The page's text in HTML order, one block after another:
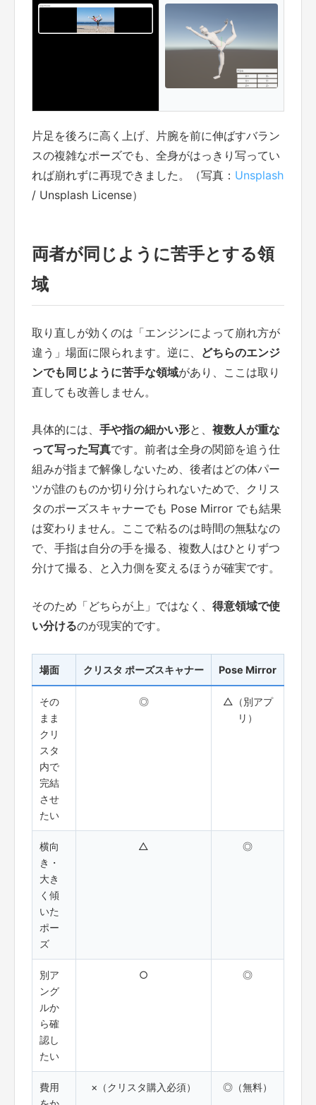
片足を後ろに高く上げ、片腕を前に伸ばすバラン
スの複雑なポーズでも、全身がはっきり写ってい
れば崩れずに再現できました。（写真： Unsplash
/ Unsplash License）
両者が同じように苦手とする領
域
取り直しが効くのは「エンジンによって崩れ方が
違う」場面に限られます。逆に、 どちらのエンジ
ンでも同じように苦手な領域があり、ここは取り
直しても改善しません。
具体的には、 手や指の細かい形と、 複数人が重な
って写った写真です。前者は全身の関節を追う仕
組みが指まで解像しないため、後者はどの体パー
ツが誰のものか切り分けられないためで、クリス
タのポーズスキャナーでも Pose Mirror でも結果
は変わりません。ここで粘るのは時間の無駄なの
で、手指は自分の手を撮る、複数人はひとりずつ
分けて撮る、と入力側を変えるほうが確実です。
そのため「どちらが上」ではなく、 得意領域で使
い分けるのが現実的です。
場面 クリスタ ポーズスキャナー Pose Mirror
その
まま
クリ
スタ
内で
完結
させ
たい
◎
△（別アプ
リ）
横向
き・
大き
く傾
いた
ポー
ズ
△ ◎
別ア
ング
ルか
ら確
認し
たい
○ ◎
費用
×（クリスタ購入必須） ◎（無料）